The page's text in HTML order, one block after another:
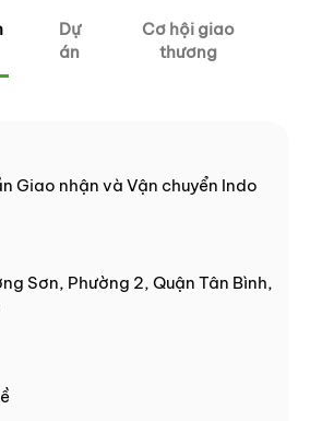
Dự
án
Cơ hội giao
thương
Giao nhận và Vận chuyển Indo
Sơn, Phường 2, Quận Tân Bình,